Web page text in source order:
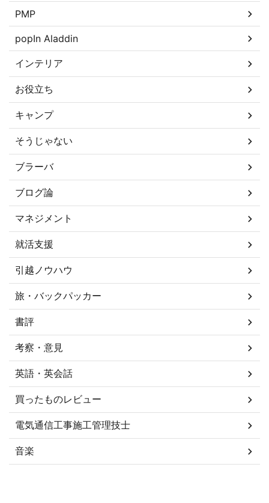
PMP
popIn Aladdin
インテリア
お役立ち
キャンプ
そうじゃない
ブラーバ
ブログ論
マネジメント
就活支援
引越ノウハウ
旅・バックパッカー
書評
考察・意見
英語・英会話
買ったものレビュー
電気通信工事施工管理技士
音楽